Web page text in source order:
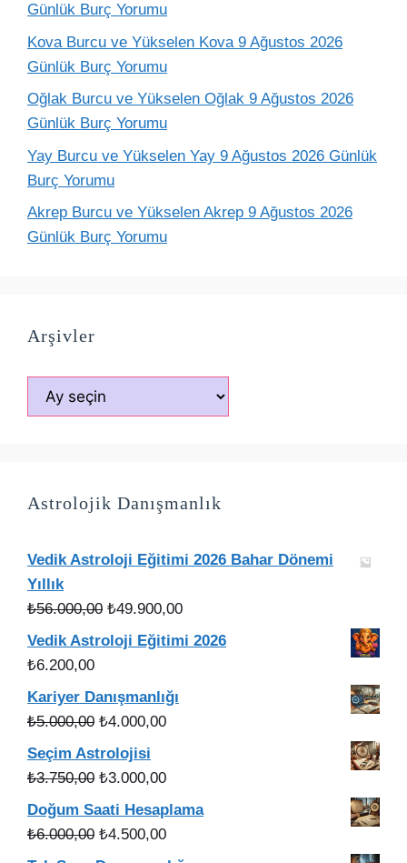
Günlük Burç Yorumu
Kova Burcu ve Yükselen Kova 9 Ağustos 2026
Günlük Burç Yorumu
Oğlak Burcu ve Yükselen Oğlak 9 Ağustos 2026
Günlük Burç Yorumu
Yay Burcu ve Yükselen Yay 9 Ağustos 2026 Günlük
Burç Yorumu
Akrep Burcu ve Yükselen Akrep 9 Ağustos 2026
Günlük Burç Yorumu
Arşivler
Arşivler
Astrolojik Danışmanlık
Vedik Astroloji Eğitimi 2026 Bahar Dönemi
Yıllık
₺56.000,00 Orijinal
fiyat:
₺49.900,00Şu
andaki
Vedik Astroloji Eğitimi 2026
₺6.200,00
Kariyer Danışmanlığı
₺5.000,00 Orijinal
fiyat:
₺5.000,00.
₺4.000,00Şu
fiyat:
Seçim Astrolojisi
₺3.750,00 Orijinal
fiyat:
₺3.750,00.
₺3.000,00Şu
andaki
fiyat:
Doğum Saati Hesaplama
₺6.000,00 Orijinal
fiyat:
₺4.500,00Şu
andaki